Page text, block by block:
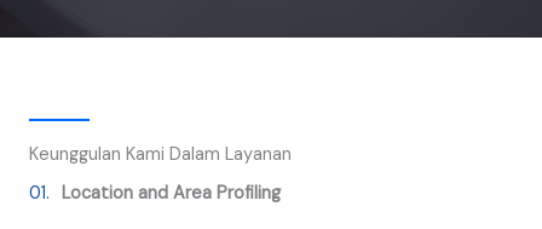
Keunggulan Kami Dalam Layanan
01.
Location and Area Profiling